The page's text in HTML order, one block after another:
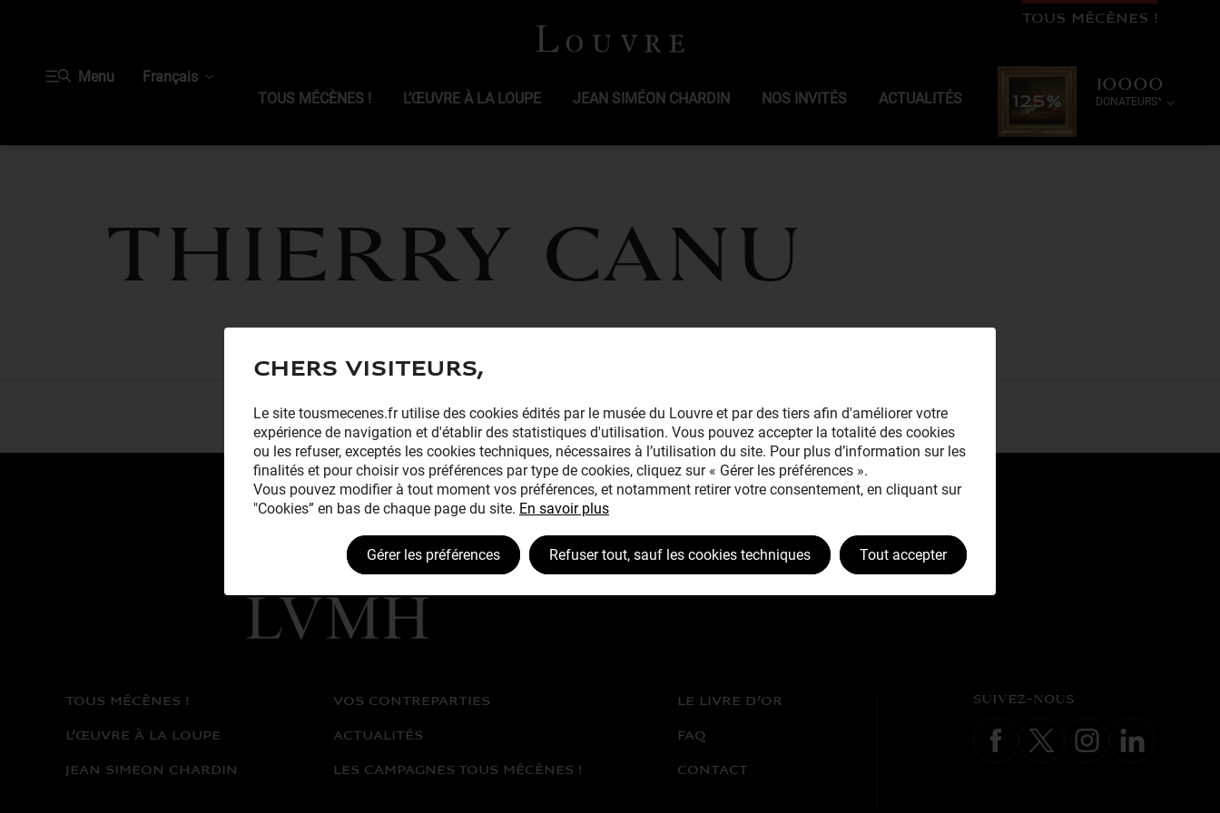
TOUS MÉCÈNES !
Menu
Français
TOUS MÉCÈNES !
L’ŒUVRE À LA LOUPE JEAN SIMÉON CHARDIN NOS INVITÉS ACTUALITÉS 125%
10000
DONATEURS*
Thierry Canu
Avec le mécénat
TOUS MÉCÈNES !
L’ŒUVRE À LA LOUPE
JEAN SIMEON CHARDIN
VOS CONTREPARTIES
ACTUALITÉS
LES CAMPAGNES TOUS MÉCÈNES !
LE LIVRE D’OR
FAQ
CONTACT
SUIVEZ-NOUS
Chers visiteurs,
Le site tousmecenes.fr utilise des cookies édités par le musée du Louvre et par des tiers afin d'améliorer votre
expérience de navigation et d'établir des statistiques d'utilisation. Vous pouvez accepter la totalité des cookies
ou les refuser, exceptés les cookies techniques, nécessaires à l’utilisation du site. Pour plus d’information sur les
finalités et pour choisir vos préférences par type de cookies, cliquez sur « Gérer les préférences ».
Vous pouvez modifier à tout moment vos préférences, et notamment retirer votre consentement, en cliquant sur
"Cookies” en bas de chaque page du site. En savoir plus
Gérer les préférences Refuser tout, sauf les cookies techniques Tout accepter